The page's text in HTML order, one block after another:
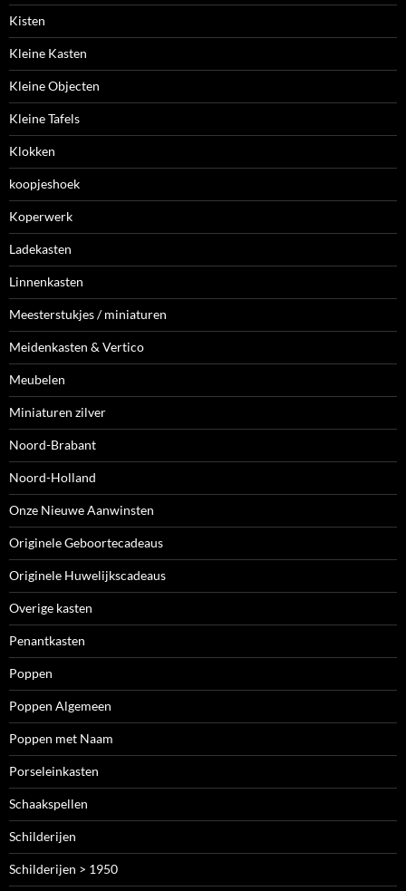
Kisten
Kleine Kasten
Kleine Objecten
Kleine Tafels
Klokken
koopjeshoek
Koperwerk
Ladekasten
Linnenkasten
Meesterstukjes / miniaturen
Meidenkasten & Vertico
Meubelen
Miniaturen zilver
Noord-Brabant
Noord-Holland
Onze Nieuwe Aanwinsten
Originele Geboortecadeaus
Originele Huwelijkscadeaus
Overige kasten
Penantkasten
Poppen
Poppen Algemeen
Poppen met Naam
Porseleinkasten
Schaakspellen
Schilderijen
Schilderijen > 1950